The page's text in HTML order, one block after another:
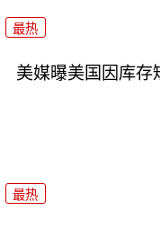
最热
美媒曝美国因库存
最热